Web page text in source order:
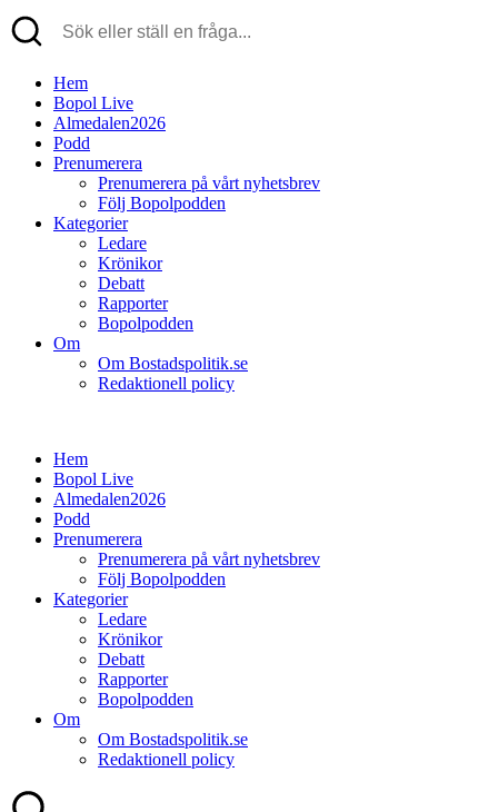
Hem
Bopol Live
Almedalen2026
Podd
Prenumerera
Prenumerera på vårt nyhetsbrev
Följ Bopolpodden
Kategorier
Ledare
Krönikor
Debatt
Rapporter
Bopolpodden
Om
Om Bostadspolitik.se
Redaktionell policy
Hem
Bopol Live
Almedalen2026
Podd
Prenumerera
Prenumerera på vårt nyhetsbrev
Följ Bopolpodden
Kategorier
Ledare
Krönikor
Debatt
Rapporter
Bopolpodden
Om
Om Bostadspolitik.se
Redaktionell policy